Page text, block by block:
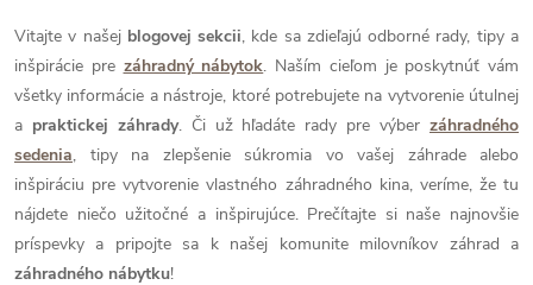
Vitajte v našej blogovej sekcii, kde sa zdieľajú odborné rady, tipy a
inšpirácie pre záhradný nábytok. Naším cieľom je poskytnúť vám
všetky informácie a nástroje, ktoré potrebujete na vytvorenie útulnej
a praktickej záhrady. Či už hľadáte rady pre výberzáhradného
sedenia, tipy na zlepšenie súkromia vo vašej záhrade alebo
inšpiráciu pre vytvorenie vlastného záhradného kina, veríme, že tu
nájdete niečo užitočné a inšpirujúce. Prečítajte si naše najnovšie
príspevky a pripojte sa k našej komunite milovníkov záhrad a
záhradného nábytku!